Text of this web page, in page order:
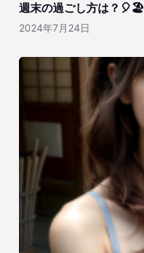
週末の過ごし方は？🎈🏖️
2024年7月24日